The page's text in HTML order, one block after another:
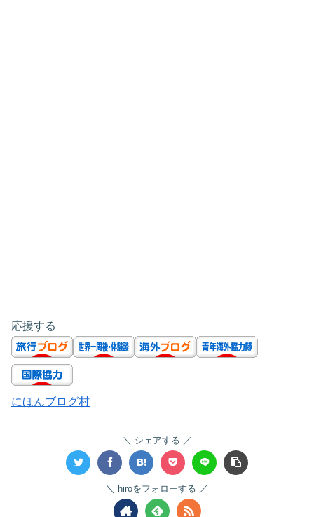
応援する
にほんブログ村
シェアする
hiroをフォローする